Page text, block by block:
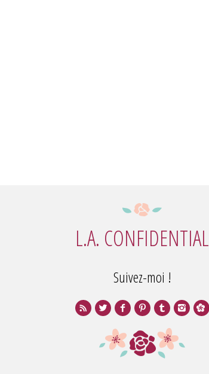
L.A. CONFIDENTIAL
Suivez-moi !